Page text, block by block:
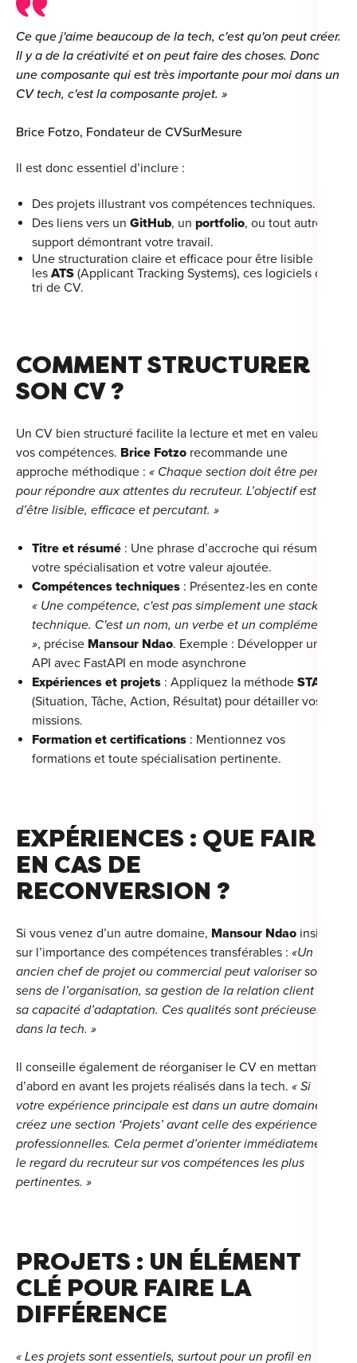
Ce que j'aime beaucoup de la tech, c'est qu'on peut créer.
Il y a de la créativité et on peut faire des choses. Donc
une composante qui est très importante pour moi dans un
CV tech, c'est la composante projet. »
Brice Fotzo, Fondateur de CVSurMesure
Il est donc essentiel d’inclure :
Des projets illustrant vos compétences techniques.
Des liens vers un GitHub, un portfolio, ou tout autre
support démontrant votre travail.
Une structuration claire et efficace pour être lisible par
les ATS (Applicant Tracking Systems), ces logiciels de
tri de CV.
COMMENT STRUCTURER
SON CV ?
Un CV bien structuré facilite la lecture et met en valeur
vos compétences. Brice Fotzo recommande une
approche méthodique : « Chaque section doit être pensée
pour répondre aux attentes du recruteur. L’objectif est
d’être lisible, efficace et percutant. »
Titre et résumé : Une phrase d’accroche qui résume
votre spécialisation et votre valeur ajoutée.
Compétences techniques : Présentez-les en contexte.
« Une compétence, c'est pas simplement une stack
technique. C'est un nom, un verbe et un complément.
», précise Mansour Ndao. Exemple : Développer une
API avec FastAPI en mode asynchrone
Expériences et projets : Appliquez la méthode STAR
(Situation, Tâche, Action, Résultat) pour détailler vos
missions.
Formation et certifications : Mentionnez vos
formations et toute spécialisation pertinente.
EXPÉRIENCES : QUE FAIRE
EN CAS DE
RECONVERSION ?
Si vous venez d’un autre domaine, Mansour Ndao insiste
sur l’importance des compétences transférables : «Un
ancien chef de projet ou commercial peut valoriser son
sens de l’organisation, sa gestion de la relation client ou
sa capacité d’adaptation. Ces qualités sont précieuses
dans la tech. »
Il conseille également de réorganiser le CV en mettant
d’abord en avant les projets réalisés dans la tech. « Si
votre expérience principale est dans un autre domaine,
créez une section ‘Projets’ avant celle des expériences
professionnelles. Cela permet d’orienter immédiatement
le regard du recruteur sur vos compétences les plus
pertinentes. »
PROJETS : UN ÉLÉMENT
CLÉ POUR FAIRE LA
DIFFÉRENCE
« Les projets sont essentiels, surtout pour un profil en